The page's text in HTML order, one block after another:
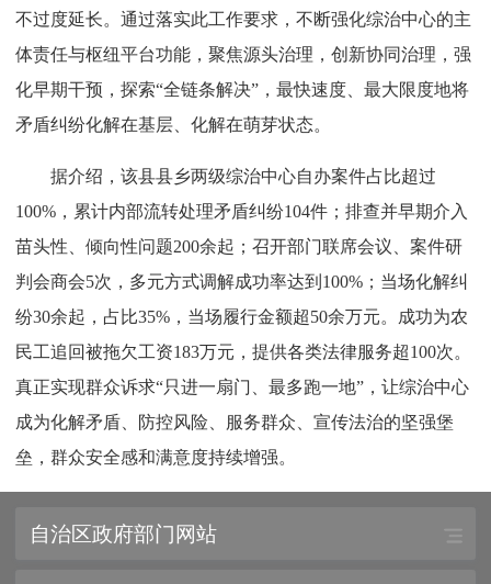
不过度延长。通过落实此工作要求，不断强化综治中心的主
体责任与枢纽平台功能，聚焦源头治理，创新协同治理，强
化早期干预，探索“全链条解决”，最快速度、最大限度地将
矛盾纠纷化解在基层、化解在萌芽状态。
据介绍，该县县乡两级综治中心自办案件占比超过
100%，累计内部流转处理矛盾纠纷104件；排查并早期介入
苗头性、倾向性问题200余起；召开部门联席会议、案件研
判会商会5次，多元方式调解成功率达到100%；当场化解纠
纷30余起，占比35%，当场履行金额超50余万元。成功为农
民工追回被拖欠工资183万元，提供各类法律服务超100次。
真正实现群众诉求“只进一扇门、最多跑一地”，让综治中心
成为化解矛盾、防控风险、服务群众、宣传法治的坚强堡
垒，群众安全感和满意度持续增强。
自治区政府部门网站